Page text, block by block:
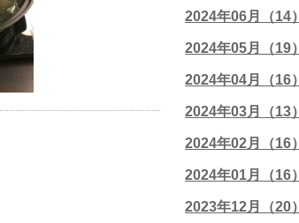
2024年06月（14）
2024年05月（19）
2024年04月（16）
2024年03月（13）
2024年02月（16）
2024年01月（16）
2023年12月（20）